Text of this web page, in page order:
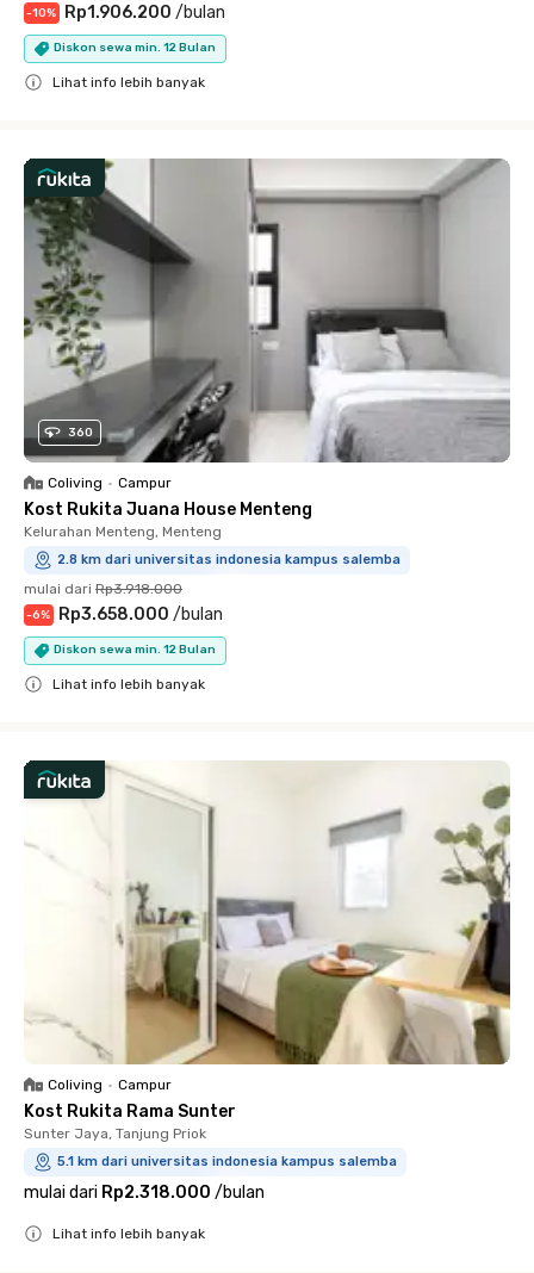
-10% Rp1.906.200 /bulan
Diskon sewa min. 12 Bulan
Lihat info lebih banyak
360
Coliving • Campur
Kost Rukita Juana House Menteng
Kelurahan Menteng, Menteng
2.8 km dari universitas indonesia kampus salemba
mulai dari Rp3.918.000
-6% Rp3.658.000 /bulan
Diskon sewa min. 12 Bulan
Lihat info lebih banyak
Coliving • Campur
Kost Rukita Rama Sunter
Sunter Jaya, Tanjung Priok
5.1 km dari universitas indonesia kampus salemba
mulai dari Rp2.318.000 /bulan
Lihat info lebih banyak